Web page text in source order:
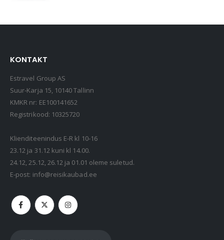
KONTAKT
Estravel Group AS
Suur-Karja 15, 10140 Tallinn
KMKR nr: EE100141652
Registrikood: 10325720
Klienditeenindus E-R kl 10-16
23.12 ja 31.12 kuni kl 14.00.
24.12, 25.12, 26.12 ja 01.01 oleme suletud.
E-post: info@reisikaubad.ee